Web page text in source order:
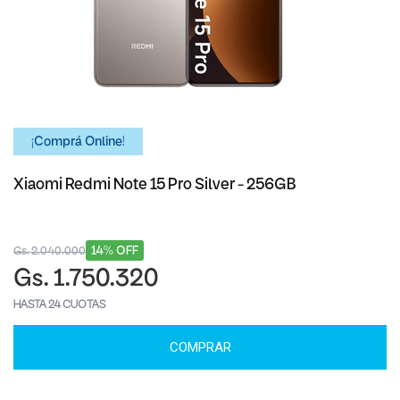
¡Comprá Online!
Xiaomi Redmi Note 15 Pro Silver - 256GB
14% OFF
Gs. 2.040.000
Gs. 1.750.320
HASTA 24 CUOTAS
COMPRAR